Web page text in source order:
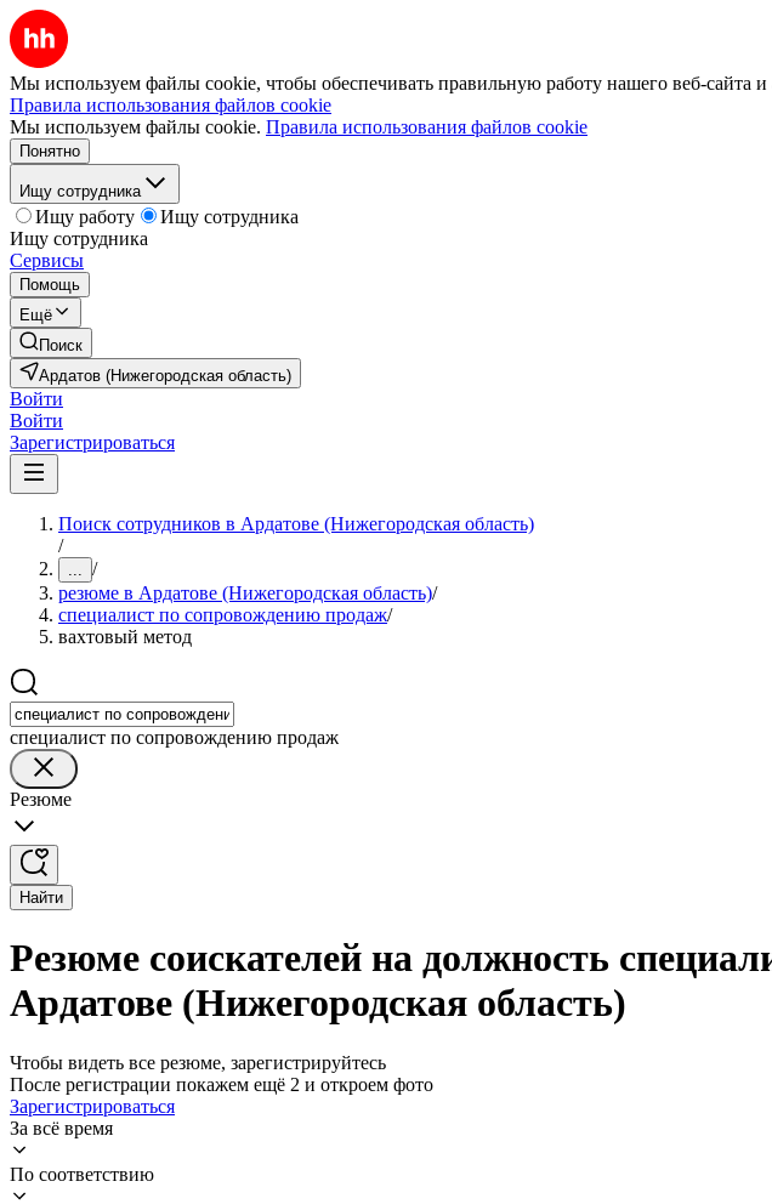
Мы используем файлы cookie, чтобы обеспечивать правильную работу нашего веб-сайта и
Правила использования файлов cookie
Мы используем файлы cookie. Правила использования файлов cookie
Понятно
Ищу сотрудника
Ищу работу
Ищу сотрудника
Ищу сотрудника
Сервисы
Помощь
Ещё
Поиск
Ардатов (Нижегородская область)
Войти
Войти
Зарегистрироваться
Поиск сотрудников в Ардатове (Нижегородская область)
/
... /
резюме в Ардатове (Нижегородская область)/
специалист по сопровождению продаж/
вахтовый метод
специалист по сопровождению продаж
Резюме
Найти
Резюме соискателей на должность
Ардатове (Нижегородская область)
Чтобы видеть все резюме, зарегистрируйтесь
После регистрации покажем ещё 2 и откроем фото
Зарегистрироваться
За всё время
По соответствию